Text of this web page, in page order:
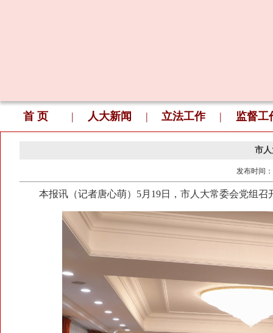
首 页 | 人大新闻 | 立法工作 | 监督工
市
发布时间：
本报讯（记者唐心萌）5月19日，市人大常委会党组召